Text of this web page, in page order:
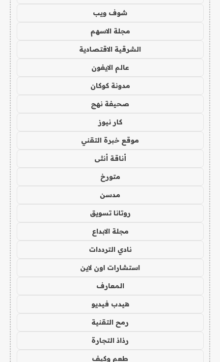
شوف ويب
مجلة الاسهم
الشرقية الاقتصادية
عالم الايفون
مدونة كوكان
صحيفة نهج
كار نيوز
موقع خبرة التقني
أناقة أنثى
متورخ
مدسن
روتانا تسويق
مجلة الابداع
نادي الترددات
استشارات اون لاين
المعارف
هيدب فيديو
رمح التقنية
رذاذ التجارة
طعم وكيف